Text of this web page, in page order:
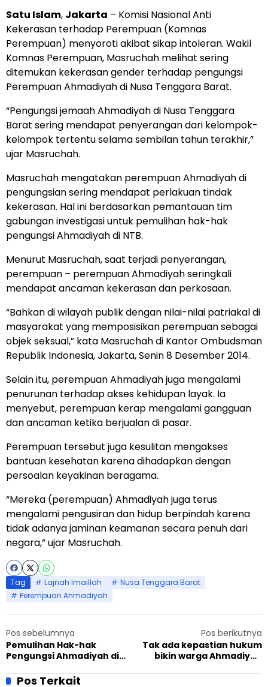
Satu Islam, Jakarta – Komisi Nasional Anti
Kekerasan terhadap Perempuan (Komnas
Perempuan) menyoroti akibat sikap intoleran. Wakil
Komnas Perempuan, Masruchah melihat sering
ditemukan kekerasan gender terhadap pengungsi
Perempuan Ahmadiyah di Nusa Tenggara Barat.
“Pengungsi jemaah Ahmadiyah di Nusa Tenggara
Barat sering mendapat penyerangan dari kelompok-
kelompok tertentu selama sembilan tahun terakhir,”
ujar Masruchah.
Masruchah mengatakan perempuan Ahmadiyah di
pengungsian sering mendapat perlakuan tindak
kekerasan. Hal ini berdasarkan pemantauan tim
gabungan investigasi untuk pemulihan hak-hak
pengungsi Ahmadiyah di NTB.
Menurut Masruchah, saat terjadi penyerangan,
perempuan – perempuan Ahmadiyah seringkali
mendapat ancaman kekerasan dan perkosaan.
“Bahkan di wilayah publik dengan nilai-nilai patriakal di
masyarakat yang memposisikan perempuan sebagai
objek seksual,” kata Masruchah di Kantor Ombudsman
Republik Indonesia, Jakarta, Senin 8 Desember 2014.
Selain itu, perempuan Ahmadiyah juga mengalami
penurunan terhadap akses kehidupan layak. Ia
menyebut, perempuan kerap mengalami gangguan
dan ancaman ketika berjualan di pasar.
Perempuan tersebut juga kesulitan mengakses
bantuan kesehatan karena dihadapkan dengan
persoalan keyakinan beragama.
“Mereka (perempuan) Ahmadiyah juga terus
mengalami pengusiran dan hidup berpindah karena
tidak adanya jaminan keamanan secara penuh dari
negara,” ujar Masruchah.
Tag Lajnah Imaillah
Nusa Tenggara Barat
Perempuan Ahmadiyah
Pos sebelumnya
Pemulihan Hak-hak
Pengungsi Ahmadiyah di
Pos berikutnya
Tak ada kepastian hukum
bikin warga Ahmadiyah
Pos Terkait